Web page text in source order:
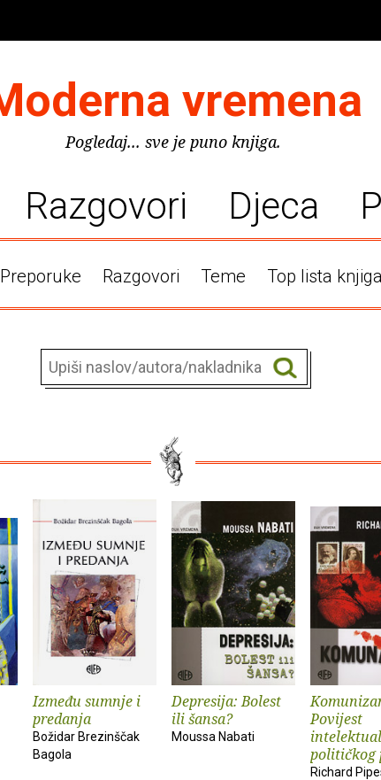
vremena
Pogledaj... sve je puno knjiga.
Razgovori Djeca
Preporuke Razgovori Teme Top lista knjiga
Između sumnje i
predanja
Božidar Brezinščak
Bagola
Depresija: Bolest
ili šansa?
Moussa Nabati
Povijest
političkog
Richard